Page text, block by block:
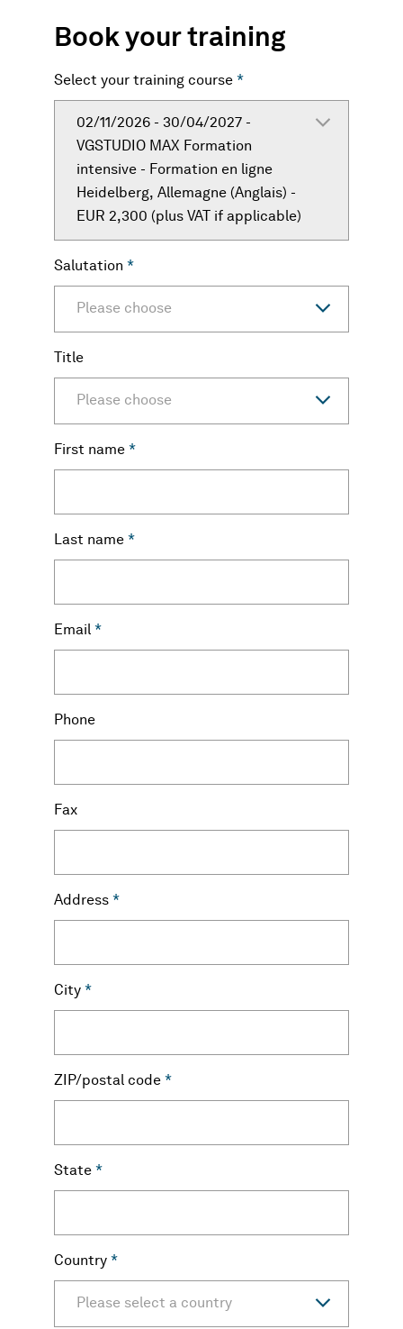
Book your training
Select your training course *
02/11/2026 - 30/04/2027 -
VGSTUDIO MAX Formation
intensive - Formation en ligne
Heidelberg, Allemagne ( Anglais) -
EUR 2,300 (plus VAT if applicable)
Salutation *
Please choose
Title
Please choose
First name *
Last name *
Email *
Phone
Fax
Address *
City *
ZIP/postal code *
State *
Country *
Please select a country